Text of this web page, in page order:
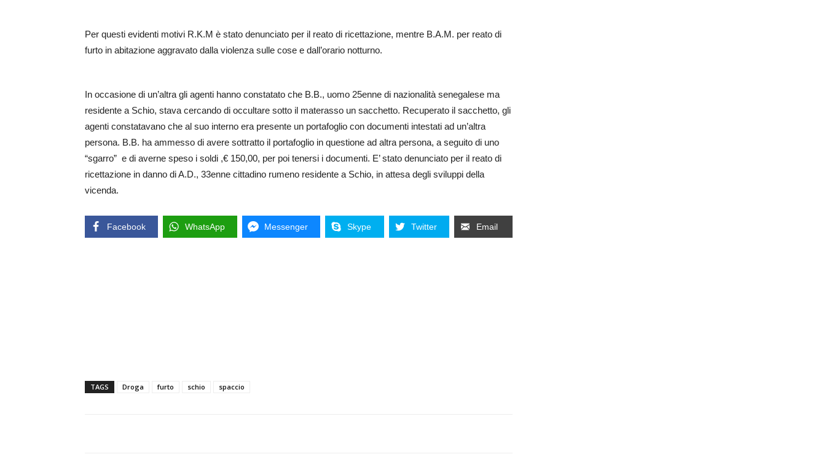
Per questi evidenti motivi R.K.M è stato denunciato per il reato di ricettazione, mentre B.A.M. per reato di
furto in abitazione aggravato dalla violenza sulle cose e dall’orario notturno.
In occasione di un’altra gli agenti hanno constatato che B.B., uomo 25enne di nazionalità senegalese ma
residente a Schio, stava cercando di occultare sotto il materasso un sacchetto. Recuperato il sacchetto, gli
agenti constatavano che al suo interno era presente un portafoglio con documenti intestati ad un’altra
persona. B.B. ha ammesso di avere sottratto il portafoglio in questione ad altra persona, a seguito di uno
“sgarro” e di averne speso i soldi ,€ 150,00, per poi tenersi i documenti. E’ stato denunciato per il reato di
ricettazione in danno di A.D., 33enne cittadino rumeno residente a Schio, in attesa degli sviluppi della
vicenda.
Facebook WhatsApp Messenger Skype Twitter Email
TAGS Droga furto schio spaccio